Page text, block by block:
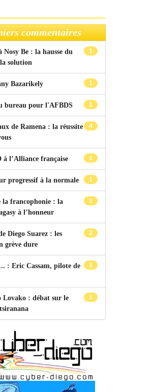
commentaires
1
Nosy Be : la hausse du
solution
1
Bazarikely
1
bureau pour l'AFBDS
4
de Ramena : la réussite
1
à l’Alliance française
1
progressif à la normale
1
la francophonie : la
à l’honneur
2
Diego Suarez : les
grève dure
1
: Eric Cassam, pilote de
1
Lovako : débat sur le